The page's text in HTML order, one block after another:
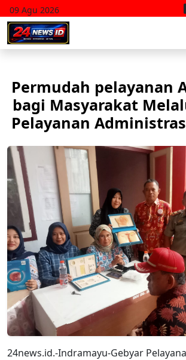
09 Agu 2026
Permudah pelayanan
bagi Masyarakat
Pelayanan
24news.id.-Indramayu-Gebyar